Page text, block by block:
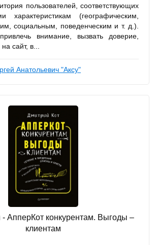
пользователей, соответствующих
характеристикам (географическим,
социальным, поведенческим и т. д.).
внимание, вызвать доверие,
сайт, в...
Анатольевич "Аксу"
- АпперКот конкурентам. Выгоды –
клиентам